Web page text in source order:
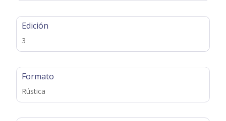
Edición
3
Formato
Rústica